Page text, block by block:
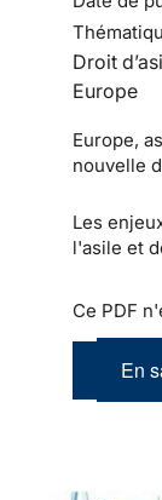
Droit
Europe
Europe,
nouvelle
Les
l'asile et
Ce PDF
En